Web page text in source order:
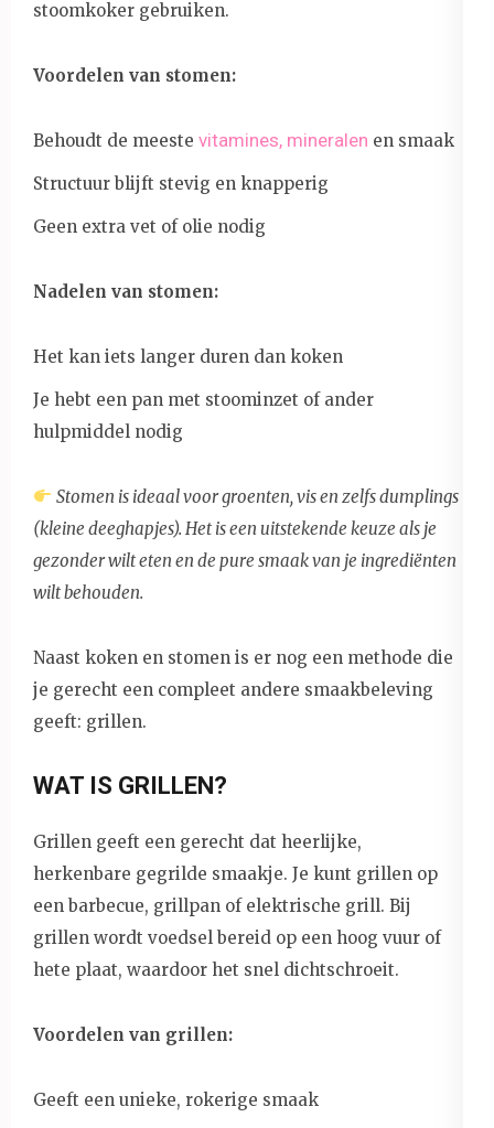
stoomkoker gebruiken.
Voordelen van stomen:
Behoudt de meeste vitamines, mineralen en smaak
Structuur blijft stevig en knapperig
Geen extra vet of olie nodig
Nadelen van stomen:
Het kan iets langer duren dan koken
Je hebt een pan met stoominzet of ander
hulpmiddel nodig
Stomen is ideaal voor groenten, vis en zelfs dumplings
(kleine deeghapjes). Het is een uitstekende keuze als je
gezonder wilt eten en de pure smaak van je ingrediënten
wilt behouden.
Naast koken en stomen is er nog een methode die
je gerecht een compleet andere smaakbeleving
geeft: grillen.
WAT IS GRILLEN?
Grillen geeft een gerecht dat heerlijke,
herkenbare gegrilde smaakje. Je kunt grillen op
een barbecue, grillpan of elektrische grill. Bij
grillen wordt voedsel bereid op een hoog vuur of
hete plaat, waardoor het snel dichtschroeit.
Voordelen van grillen:
Geeft een unieke, rokerige smaak